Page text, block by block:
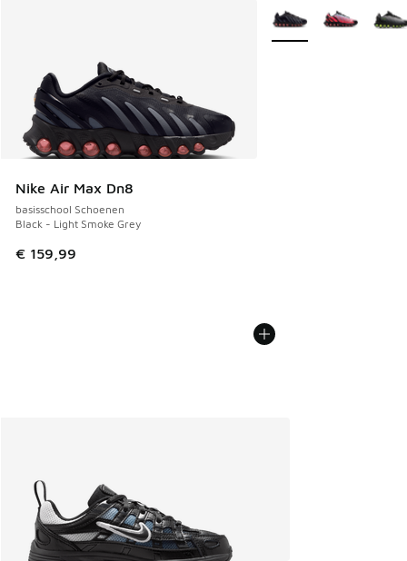
Nike Air Max Dn8
basisschool Schoenen
Black - Light Smoke Grey
€ 159,99
Meer kleuren